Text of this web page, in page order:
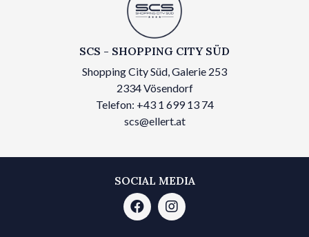
SCS - SHOPPING CITY SÜD
Shopping City Süd, Galerie 253
2334 Vösendorf
Telefon: +43 1 699 13 74
scs@ellert.at
SOCIAL MEDIA